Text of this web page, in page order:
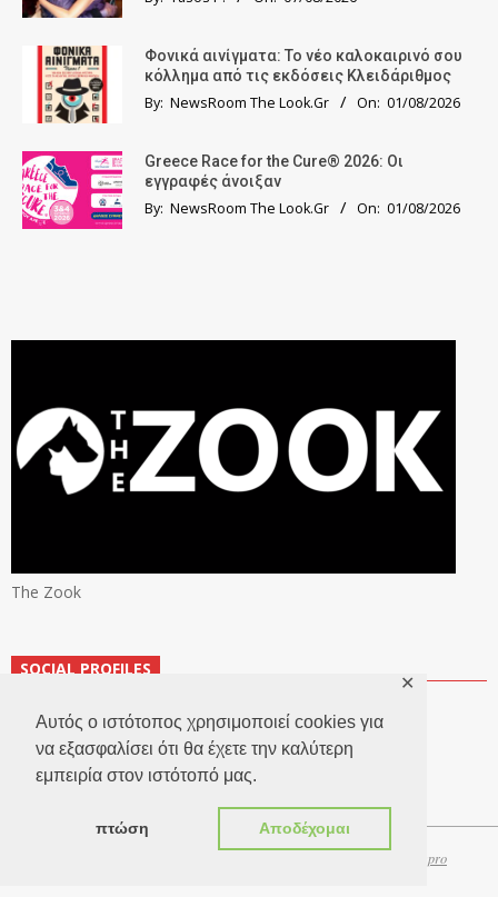
Αυτός ο ιστότοπος χρησιμοποιεί cookies για
να εξασφαλίσει ότι θα έχετε την καλύτερη
εμπειρία στον ιστότοπό μας.
πτώση Αποδέχομαι
✕
Φονικά αινίγματα: Το νέο καλοκαιρινό σου
κόλλημα από τις εκδόσεις Κλειδάριθμος
By: NewsRoom The Look.Gr On: 01/08/2026
Greece Race for the Cure® 2026: Οι
εγγραφές άνοιξαν
By: NewsRoom The Look.Gr On: 01/08/2026
The Zook
SOCIAL PROFILES
Websitepro